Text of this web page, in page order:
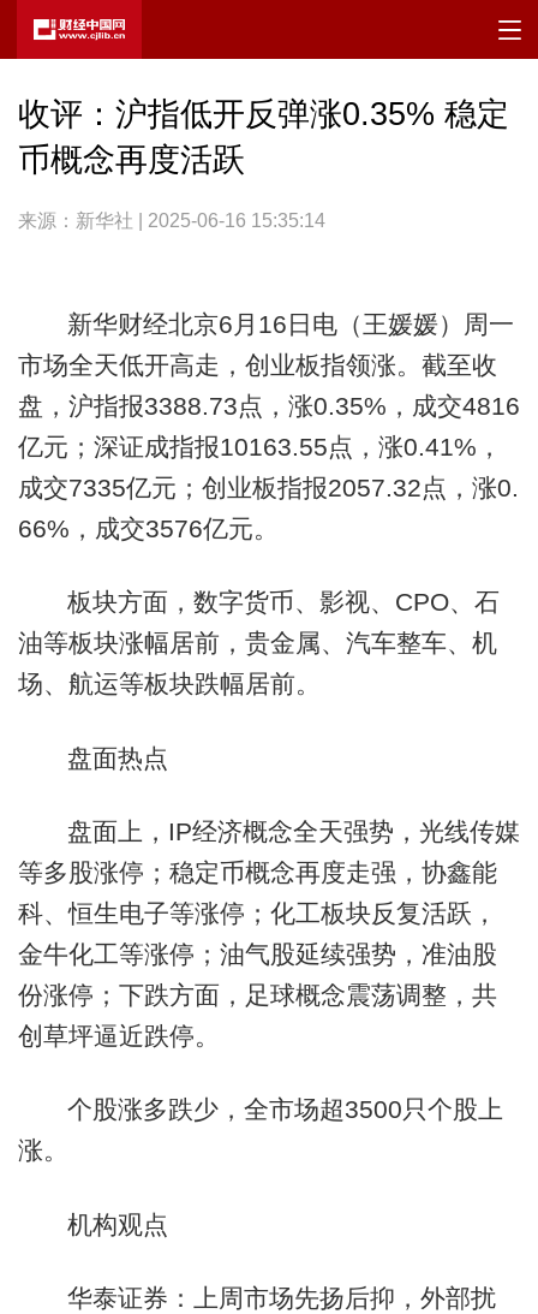
收评：沪指低开反弹涨0.35% 稳定
币概念再度活跃
来源：新华社 | 2025-06-16 15:35:14
新华财经北京6月16日电（王媛媛）周一
市场全天低开高走，创业板指领涨。截至收
盘，沪指报3388.73点，涨0.35%，成交4816
亿元；深证成指报10163.55点，涨0.41%，
成交7335亿元；创业板指报2057.32点，涨0.
66%，成交3576亿元。
板块方面，数字货币、影视、CPO、石
油等板块涨幅居前，贵金属、汽车整车、机
场、航运等板块跌幅居前。
盘面热点
盘面上，IP经济概念全天强势，光线传媒
等多股涨停；稳定币概念再度走强，协鑫能
科、恒生电子等涨停；化工板块反复活跃，
金牛化工等涨停；油气股延续强势，准油股
份涨停；下跌方面，足球概念震荡调整，共
创草坪逼近跌停。
个股涨多跌少，全市场超3500只个股上
涨。
机构观点
华泰证券：上周市场先扬后抑，外部扰